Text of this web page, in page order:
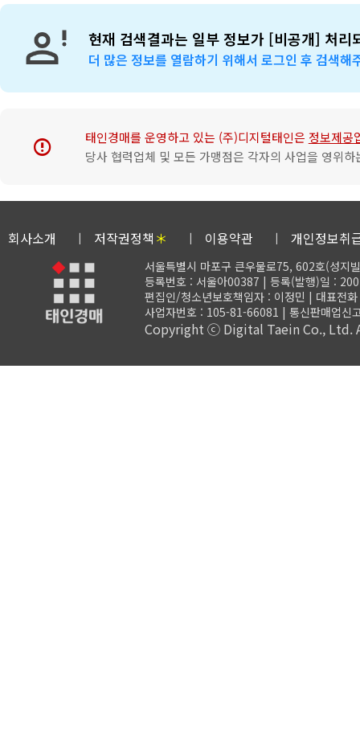
현재 검색결과는 일부 정보가 [비공개] 처리
더 많은 정보를 열람하기 위해서 로그인 후 검색해
error 태인경매를 운영하고 있는 (주)디지털태인은 정보제공
당사 협력업체 및 모든 가맹점은 각자의 사업을 영위
회사소개 저작권정책 ＊ 이용약관 개인정보취
서울특별시 마포구 큰우물로75, 602호(성지
등록번호 : 서울아00387 | 등록(발행)일 :
편집인/청소년보호책임자 : 이정민 | 대표
사업자번호 : 105-81-66081 | 통신판매업
Copyright ⓒ Digital Taein Co., Ltd.